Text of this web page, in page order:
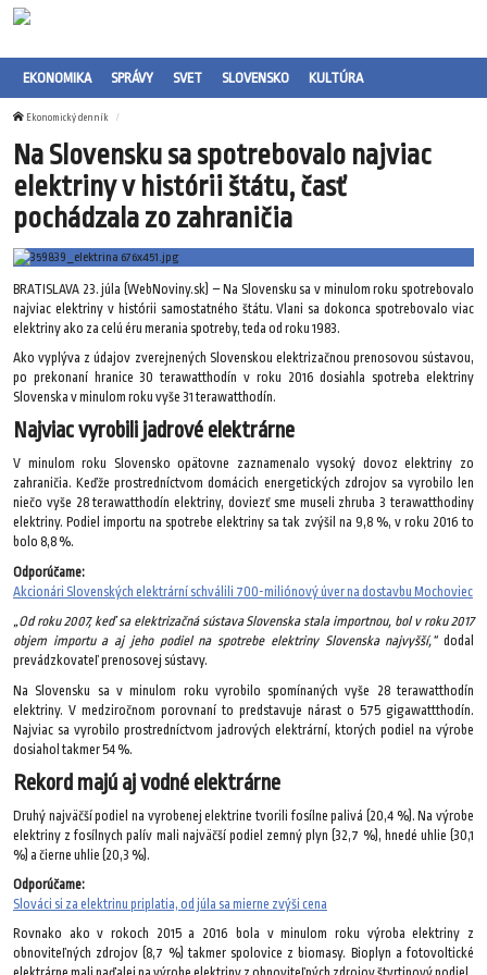
EKONOMIKA SPRÁVY SVET SLOVENSKO KULTÚRA
Ekonomický denník
Na Slovensku sa spotrebovalo najviac
elektriny v histórii štátu, časť
pochádzala zo zahraničia
BRATISLAVA 23. júla (WebNoviny.sk) – Na Slovensku sa v minulom roku spotrebovalo
najviac elektriny v histórii samostatného štátu. Vlani sa dokonca spotrebovalo viac
elektriny ako za celú éru merania spotreby, teda od roku 1983.
Ako vyplýva z údajov zverejnených Slovenskou elektrizačnou prenosovou sústavou,
po prekonaní hranice 30 terawatthodín v roku 2016 dosiahla spotreba elektriny
Slovenska v minulom roku vyše 31 terawatthodín.
Najviac vyrobili jadrové elektrárne
V minulom roku Slovensko opätovne zaznamenalo vysoký dovoz elektriny zo
zahraničia. Keďže prostredníctvom domácich energetických zdrojov sa vyrobilo len
niečo vyše 28 terawatthodín elektriny, doviezť sme museli zhruba 3 terawatthodiny
elektriny. Podiel importu na spotrebe elektriny sa tak zvýšil na 9,8 %, v roku 2016 to
bolo 8,8 %.
Odporúčame:
Akcionári Slovenských elektrární schválili 700-miliónový úver na dostavbu Mochoviec
„Od roku 2007, keď sa elektrizačná sústava Slovenska stala importnou, bol v roku 2017
objem importu a aj jeho podiel na spotrebe elektriny Slovenska najvyšší,“dodal
prevádzkovateľ prenosovej sústavy.
Na Slovensku sa v minulom roku vyrobilo spomínaných vyše 28 terawatthodín
elektriny. V medziročnom porovnaní to predstavuje nárast o 575 gigawattthodín.
Najviac sa vyrobilo prostredníctvom jadrových elektrární, ktorých podiel na výrobe
dosiahol takmer 54 %.
Rekord majú aj vodné elektrárne
Druhý najväčší podiel na vyrobenej elektrine tvorili fosílne palivá (20,4 %). Na výrobe
elektriny z fosílnych palív mali najväčší podiel zemný plyn (32,7 %), hnedé uhlie (30,1
%) a čierne uhlie (20,3 %).
Odporúčame:
Slováci si za elektrinu priplatia, od júla sa mierne zvýši cena
Rovnako ako v rokoch 2015 a 2016 bola v minulom roku výroba elektriny z
obnoviteľných zdrojov (8,7 %) takmer spolovice z biomasy. Bioplyn a fotovoltické